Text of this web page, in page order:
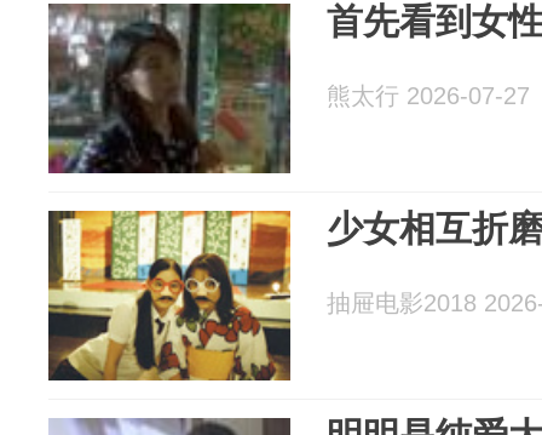
首先看到女
熊太行 2026-07-27
少女相互折
抽屉电影2018